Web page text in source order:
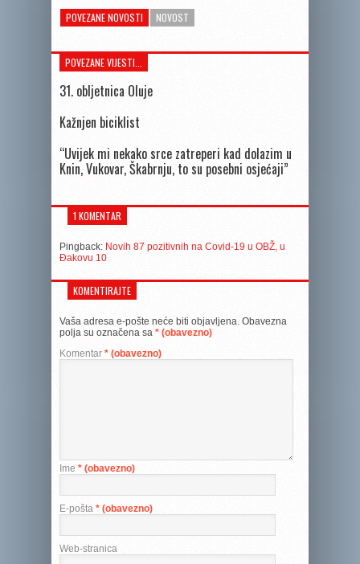
POVEZANE NOVOSTI NOVOST
POVEZANE VIJESTI...
31. obljetnica Oluje
Kažnjen biciklist
“Uvijek mi nekako srce zatreperi kad dolazim u
Knin, Vukovar, Škabrnju, to su posebni osjećaji”
1 KOMENTAR
Pingback: Novih 87 pozitivnih na Covid-19 u OBŽ, u
Đakovu 10
KOMENTIRAJTE
Vaša adresa e-pošte neće biti objavljena. Obavezna
polja su označena sa * (obavezno)
Komentar * (obavezno)
Ime * (obavezno)
E-pošta * (obavezno)
Web-stranica